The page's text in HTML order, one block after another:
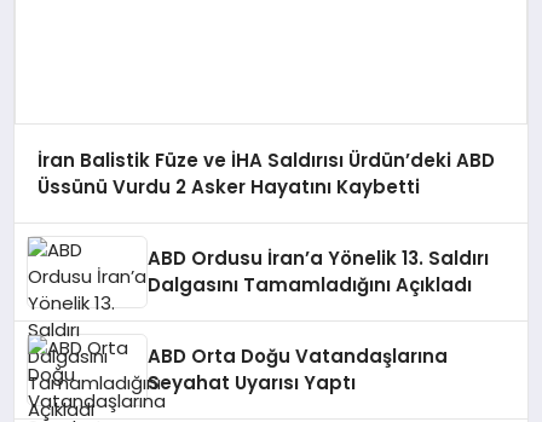
İran Balistik Füze ve İHA Saldırısı Ürdün’deki ABD
Üssünü Vurdu 2 Asker Hayatını Kaybetti
ABD Ordusu İran’a Yönelik 13. Saldırı
Dalgasını Tamamladığını Açıkladı
ABD Orta Doğu Vatandaşlarına
Seyahat Uyarısı Yaptı